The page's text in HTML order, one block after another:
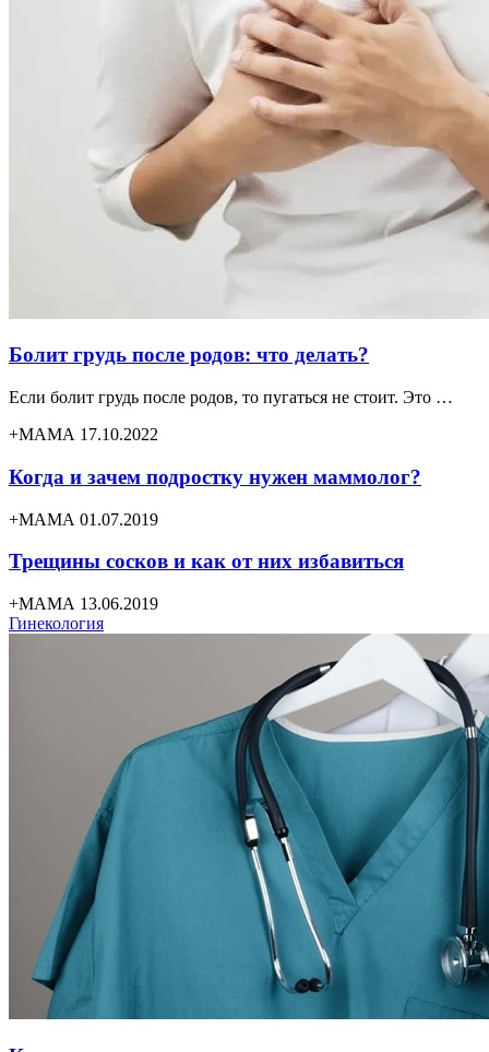
Болит грудь после родов: что делать?
Если болит грудь после родов, то пугаться не стоит. Это …
+МАМА 17.10.2022
Когда и зачем подростку нужен маммолог?
+МАМА 01.07.2019
Трещины сосков и как от них избавиться
+МАМА 13.06.2019
Гинекология